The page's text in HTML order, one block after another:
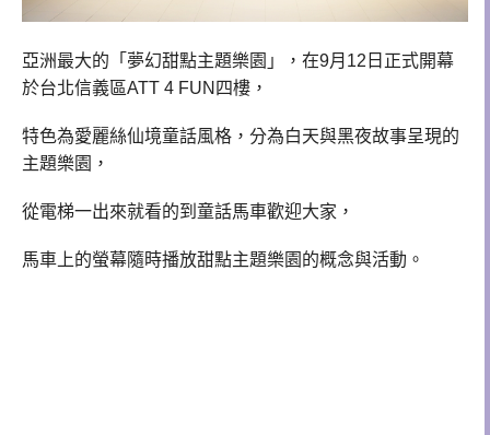
亞洲最大的「夢幻甜點主題樂園」，在9月12日正式開幕
於台北信義區ATT 4 FUN四樓，
特色為愛麗絲仙境童話風格，分為白天與黑夜故事呈現的
主題樂園，
從電梯一出來就看的到童話馬車歡迎大家，
馬車上的螢幕隨時播放甜點主題樂園的概念與活動。